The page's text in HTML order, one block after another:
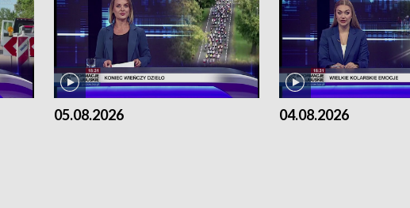
05.08.2026 04.08.2026